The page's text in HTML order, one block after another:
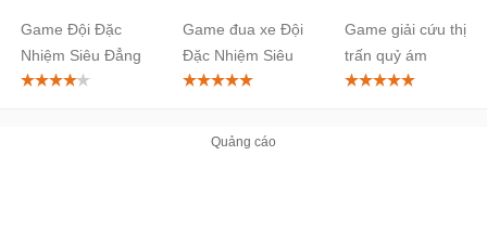
City Calls
Game Đội Đặc
Nhiệm Siêu Đẳng
cho PC
Game đua xe Đội
Đặc Nhiệm Siêu
Đẳng
Game giải cứu thị
trấn quỷ ám